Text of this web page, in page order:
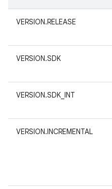
VERSION.RELEASE
VERSION.SDK
VERSION.SDK_INT
VERSION.INCREMENTAL